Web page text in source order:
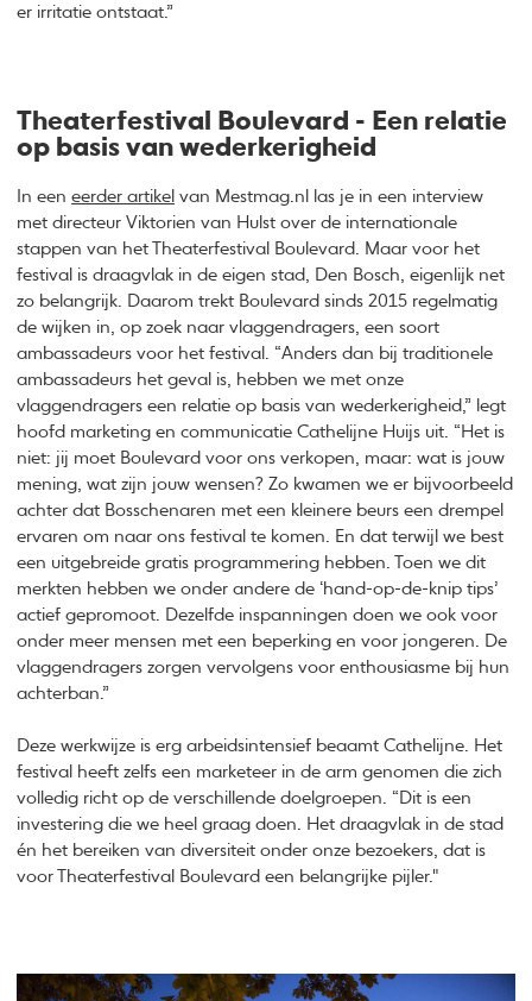
er irritatie ontstaat.”
Theaterfestival Boulevard - Een relatie
op basis van wederkerigheid
In eeneerder artikel van Mestmag.nl las je in een interview
met directeur Viktorien van Hulst over de internationale
stappen van het Theaterfestival Boulevard. Maar voor het
festival is draagvlak in de eigen stad, Den Bosch, eigenlijk net
zo belangrijk. Daarom trekt Boulevard sinds 2015 regelmatig
de wijken in, op zoek naar vlaggendragers, een soort
ambassadeurs voor het festival. “Anders dan bij traditionele
ambassadeurs het geval is, hebben we met onze
vlaggendragers een relatie op basis van wederkerigheid,” legt
hoofd marketing en communicatie Cathelijne Huijs uit. “Het is
niet: jij moet Boulevard voor ons verkopen, maar: wat is jouw
mening, wat zijn jouw wensen? Zo kwamen we er bijvoorbeeld
achter dat Bosschenaren met een kleinere beurs een drempel
ervaren om naar ons festival te komen. En dat terwijl we best
een uitgebreide gratis programmering hebben. Toen we dit
merkten hebben we onder andere de ‘hand-op-de-knip tips’
actief gepromoot. Dezelfde inspanningen doen we ook voor
onder meer mensen met een beperking en voor jongeren. De
vlaggendragers zorgen vervolgens voor enthousiasme bij hun
achterban.”
Deze werkwijze is erg arbeidsintensief beaamt Cathelijne. Het
festival heeft zelfs een marketeer in de arm genomen die zich
volledig richt op de verschillende doelgroepen. “Dit is een
investering die we heel graag doen. Het draagvlak in de stad
én het bereiken van diversiteit onder onze bezoekers, dat is
voor Theaterfestival Boulevard een belangrijke pijler."